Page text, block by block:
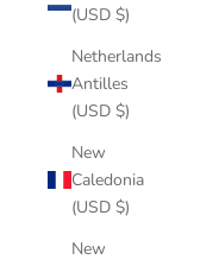
(USD $)
Netherlands
Antilles
(USD $)
New
Caledonia
(USD $)
New